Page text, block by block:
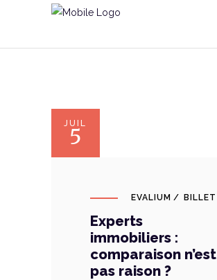
JUIL
5
EVALIUM BILLET
Experts
immobiliers :
comparaison n’est
pas raison ?